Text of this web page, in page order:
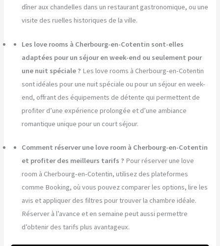
dîner aux chandelles dans un restaurant gastronomique, ou une
visite des ruelles historiques de la ville.
Les love rooms à Cherbourg-en-Cotentin sont-elles
adaptées pour un séjour en week-end ou seulement pour
une nuit spéciale ? Les love rooms à Cherbourg-en-Cotentin
sont idéales pour une nuit spéciale ou pour un séjour en week-
end, offrant des équipements de détente qui permettent de
profiter d’une expérience prolongée et d’une ambiance
romantique unique pour un court séjour.
Comment réserver une love room à Cherbourg-en-Cotentin
et profiter des meilleurs tarifs ? Pour réserver une love
room à Cherbourg-en-Cotentin, utilisez des plateformes
comme Booking, où vous pouvez comparer les options, lire les
avis et appliquer des filtres pour trouver la chambre idéale.
Réserver à l’avance et en semaine peut aussi permettre
d’obtenir des tarifs plus avantageux.